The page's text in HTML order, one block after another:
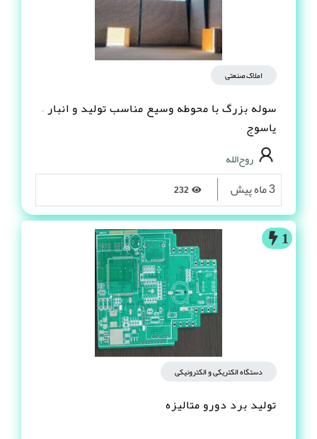
املاک صنعتی
سوله بزرگ با محوطه وسیع مناسب تولید و انبار –
یاسوج
روح‌الله
3 ماه پیش
1
دستگاه الکتریکی و الکترونیکی
تولید برد دورو متالیزه